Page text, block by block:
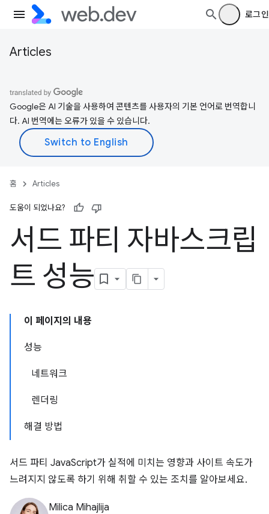
로그인
Articles
Google은 AI 기술을 사용하여 콘텐츠를 사용자의 기본 언어로 번역합니
다. AI 번역에는 오류가 있을 수 있습니다.
홈 Articles
도움이 되었나요?
서드 파티 자바스크립
트 성능
이 페이지의 내용
성능
네트워크
렌더링
해결 방법
서드 파티 JavaScript가 실적에 미치는 영향과 사이트 속도가
느려지지 않도록 하기 위해 취할 수 있는 조치를 알아보세요.
Milica Mihajlija